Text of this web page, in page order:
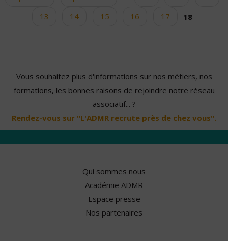
Pages
13
14 15 16 17 18
Vous souhaitez plus d'informations sur nos métiers, nos
formations, les bonnes raisons de rejoindre notre réseau
associatif... ?
Rendez-vous sur "L'ADMR recrute près de chez vous".
Qui sommes nous
Académie ADMR
Espace presse
Nos partenaires